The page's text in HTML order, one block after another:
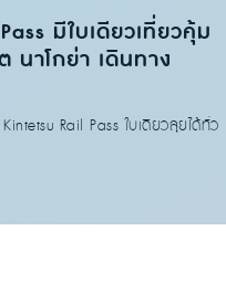
มีใบเดียวเที่ยวคุ้ม
นาโกย่า เดินทาง
Rail Pass ใบเดียวลุยได้ทั่ว